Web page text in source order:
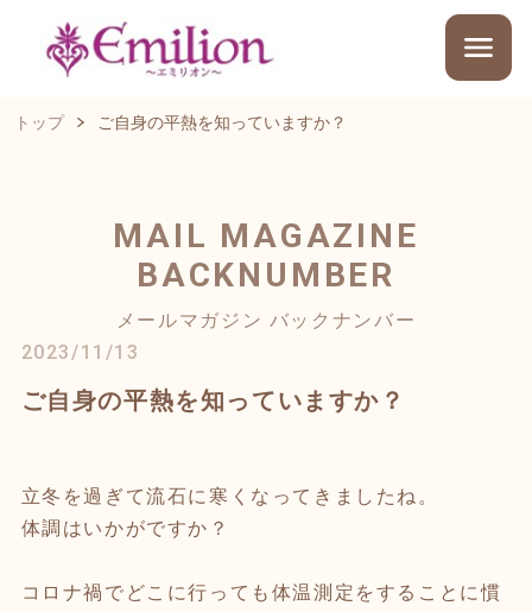
トップ ご自身の平熱を知っていますか？
MAIL MAGAZINE
BACKNUMBER
メールマガジン バックナンバー
2023/11/13
ご自身の平熱を知っていますか？
立冬を過ぎて流石に寒くなってきましたね。
体調はいかがですか？
コロナ禍でどこに行っても体温測定をすることに慣